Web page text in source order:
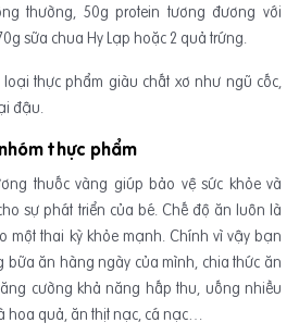
thường, 50g protein tương đương với
sữa chua Hy Lạp hoặc 2 quả trứng.
thực phẩm giàu chất xơ như ngũ cốc,
đậu.
thực phẩm
thuốc vàng giúp bảo vệ sức khỏe và
sự phát triển của bé. Chế độ ăn luôn là
một thai kỳ khỏe mạnh. Chính vì vậy bạn
bữa ăn hàng ngày của mình, chia thức ăn
cường khả năng hấp thu, uống nhiều
hoa quả, ăn thịt nạc, cá nạc…